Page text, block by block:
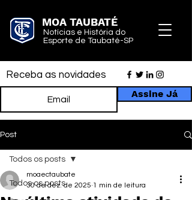
MOA TAUBATÉ
Notícias e História do
Esporte de Taubaté-SP
Receba as novidades
Assine Já
Post
Todos os posts
Todos os posts
moaectaubate
30 de dez. de 2025 1 min de leitura